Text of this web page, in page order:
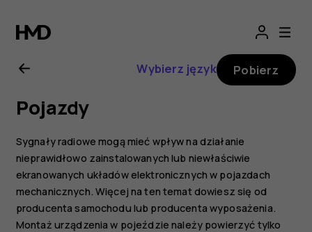
Nokia
G21
—
instrukcja
obsługi
Wybierz język Pobierz
Pojazdy
Sygnały radiowe mogą mieć wpływ na działanie
nieprawidłowo zainstalowanych lub niewłaściwie
ekranowanych układów elektronicznych w pojazdach
mechanicznych. Więcej na ten temat dowiesz się od
producenta samochodu lub producenta wyposażenia.
Montaż urządzenia w pojeździe należy powierzyć tylko